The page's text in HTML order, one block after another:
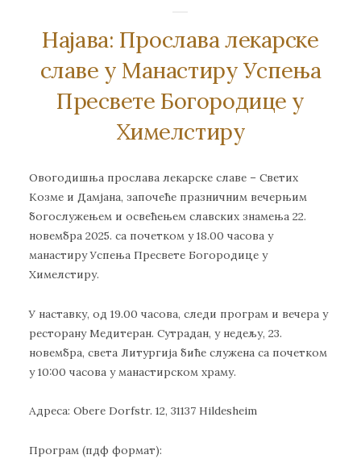
Најава: Прослава лекарске
славе у Манастиру Успења
Пресвете Богородице у
Химелстиру
Овогодишња прослава лекарске славе – Светих
Козме и Дамјана, започеће празничним вечерњим
богослужењем и освећењем славских знамења 22.
новембра 2025. са почетком у 18.00 часова у
манастиру Успења Пресвете Богородице у
Химелстиру.
У наставку, од 19.00 часова, следи програм и вечера у
ресторану Медитеран. Сутрадан, у недељу, 23.
новембра, света Литургија биће служена са почетком
у 10:00 часова у манастирском храму.
Адреса: Obere Dorfstr. 12, 31137 Hildesheim
Програм (пдф формат):